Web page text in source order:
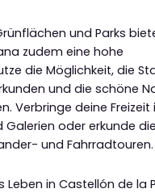
und Parks
zudem eine hohe
die Möglichkeit, die
und die schöne
Verbringe deine Freizeit
Galerien oder erkunde die
und Fahrradtouren.
Leben in Castellón de la